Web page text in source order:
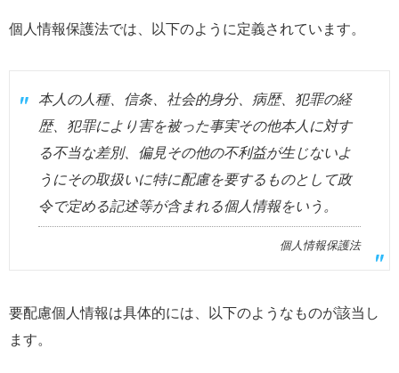
個人情報保護法では、以下のように定義されています。
本人の人種、信条、社会的身分、病歴、犯罪の経
歴、犯罪により害を被った事実その他本人に対す
る不当な差別、偏見その他の不利益が生じないよ
うにその取扱いに特に配慮を要するものとして政
令で定める記述等が含まれる個人情報をいう。
個人情報保護法
要配慮個人情報は具体的には、以下のようなものが該当し
ます。